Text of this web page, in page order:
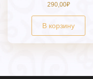
290,00₽
В корзину